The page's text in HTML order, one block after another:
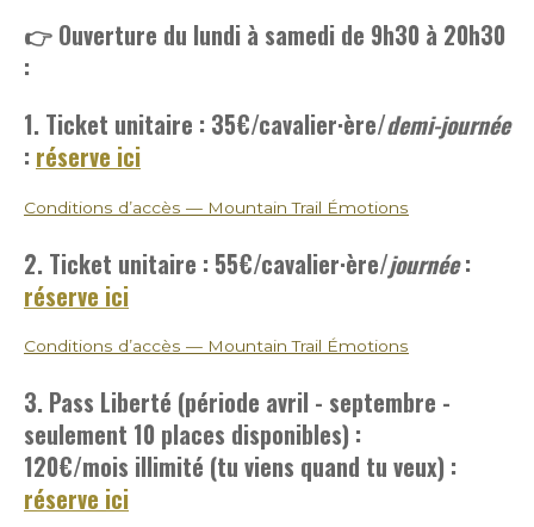
👉 Ouverture du lundi à samedi de 9h30 à 20h30
:
1. Ticket unitaire : 35€/cavalier·ère/demi-journée
: réserve ici
Conditions d’accès — Mountain Trail Émotions
2. Ticket unitaire : 55€/cavalier·ère/journée:
réserve ici
Conditions d’accès — Mountain Trail Émotions
3. Pass Liberté (période avril - septembre -
seulement 10 places disponibles) :
120€/mois illimité (tu viens quand tu veux) :
réserve ici